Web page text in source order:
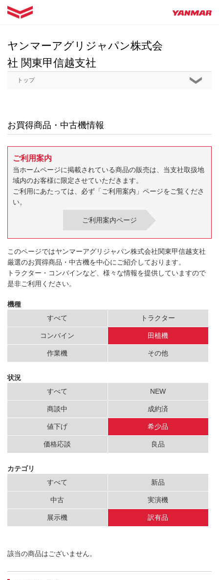
ヤンマーアグリジャパン株式会
社 関東甲信越支社
トップ
お買得商品・中古機情報
ご利用案内
当ホームページに掲載されている商品の販売は、当支社取扱地
域内のお客様に限定させていただきます。
ご利用にあたっては、必ず「ご利用案内」ページをご覧くださ
い。
ご利用案内ページ
このページではヤンマーアグリジャパン株式会社関東甲信越支社
厳選のお買得商品・中古機を中心にご紹介しております。
トラクター・コンバインなど、様々な情報を提供していますので
是非ご利用ください。
機種
すべて
トラクター
コンバイン 田植機
作業機 その他
状況
すべて
NEW
商談中 成約済
値下げ 希少品
価格応談 良品
カテゴリ
すべて
新品
中古 実演機
展示機 訳有品
該当の商品はございません。